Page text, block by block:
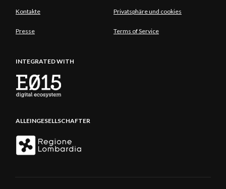
Kontakte Privatsphäre und cookies
Presse Terms of Service
INTEGRATED WITH
ALLEINGESELLSCHAFTER